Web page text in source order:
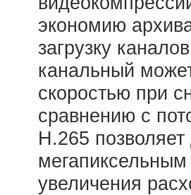
экономию
загрузку
канальный
скоростью при
сравнению с
H.265
увеличения